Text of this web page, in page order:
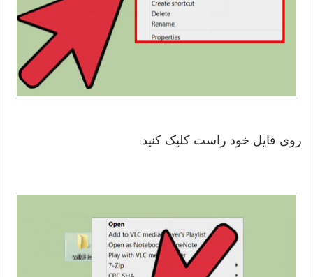
روی فایل خود راست کلیک کنید